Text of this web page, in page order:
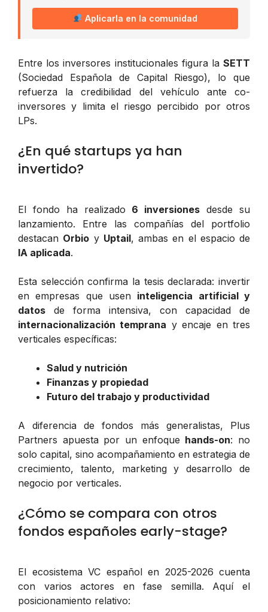
Aplicarla en la comunidad
Entre los inversores institucionales figura la SETT
(Sociedad Española de Capital Riesgo), lo que
refuerza la credibilidad del vehículo ante co-
inversores y limita el riesgo percibido por otros
LPs.
¿En qué startups ya han
invertido?
El fondo ha realizado 6 inversiones desde su
lanzamiento. Entre las compañías del portfolio
destacan Orbio y Uptail, ambas en el espacio de
IA aplicada.
Esta selección confirma la tesis declarada: invertir
en empresas que usen inteligencia artificial y
datos de forma intensiva, con capacidad de
internacionalización temprana y encaje en tres
verticales específicas:
Salud y nutrición
Finanzas y propiedad
Futuro del trabajo y productividad
A diferencia de fondos más generalistas, Plus
Partners apuesta por un enfoque hands-on: no
solo capital, sino acompañamiento en estrategia de
crecimiento, talento, marketing y desarrollo de
negocio por verticales.
¿Cómo se compara con otros
fondos españoles early-stage?
El ecosistema VC español en 2025-2026 cuenta
con varios actores en fase semilla. Aquí el
posicionamiento relativo: